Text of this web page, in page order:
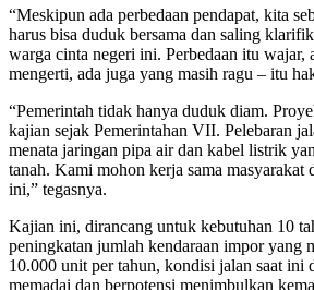
“Meskipun ada perbedaan pendapat, kita
harus bisa duduk bersama dan saling
warga cinta negeri ini. Perbedaan itu wajar,
mengerti, ada juga yang masih ragu – itu
“Pemerintah tidak hanya duduk diam.
kajian sejak Pemerintahan VII. Pelebaran
menata jaringan pipa air dan kabel listrik
tanah. Kami mohon kerja sama masyarakat
ini,” tegasnya.
Kajian ini, dirancang untuk kebutuhan 10
peningkatan jumlah kendaraan impor yang
10.000 unit per tahun, kondisi jalan saat ini
memadai dan berpotensi menimbulkan